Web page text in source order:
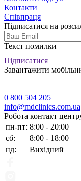
Контакти
Співпраця
Підписатися на
Текст помилки
Підписатися
Завантажити
0 800 504 205
info@mdclinics.com.ua
Робота контакт
пн-пт: 8:00 - 20:00
сб:
8:00 - 18:00
нд:
Вихідний